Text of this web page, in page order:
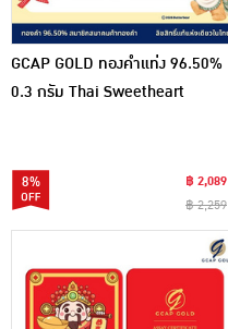
GCAP GOLD ทองคำแท่ง 96.50%
0.3 กรัม Thai Sweetheart
8%
฿ 2,089
฿ 2,259